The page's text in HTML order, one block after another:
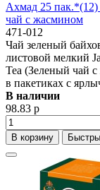
Ахмад 25
чай с жасмином
471-012
Чай зеленый
листовой мелкий
Tea (Зеленый чай
в пакетиках с
В наличии
98.83 р
В корзину